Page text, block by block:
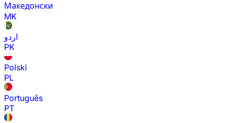
Македонски
MK
اردو
PK
Polski
PL
Português
PT